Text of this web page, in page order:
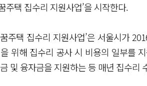
주택 집수리 지원사업’을 시작한다.
주택 집수리 지원사업’은 서울시가
위해 집수리 공사 시 비용의 일부를
및 융자금을 지원하는 등 매년 집수리